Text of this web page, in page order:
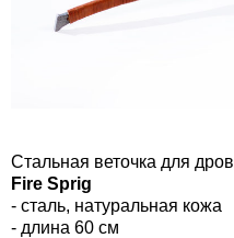
Стальная веточка для дров
Fire Sprig
- сталь, натуральная кожа
- длина 60 см